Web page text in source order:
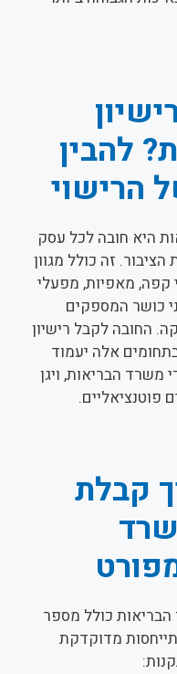
להבין
הרישוי
היא חובה לכל עסק
זה כולל מגוון
קפה, מאפיות, מפעלי
כושר המספקים
החובה לקבל רישיון
אלה יעמוד
משרד הבריאות, ויגן
פוטנציאליים.
קבלת
כולל מספר
מדוקדקת